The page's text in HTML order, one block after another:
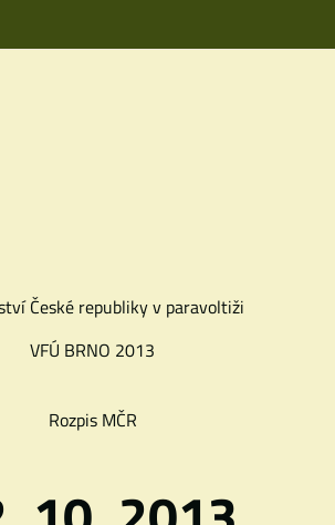
České republiky v paravoltiži
VFÚ BRNO 2013
Rozpis MČR